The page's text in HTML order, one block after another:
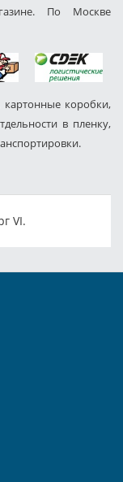
По Москве
коробки,
в пленку,
VI.